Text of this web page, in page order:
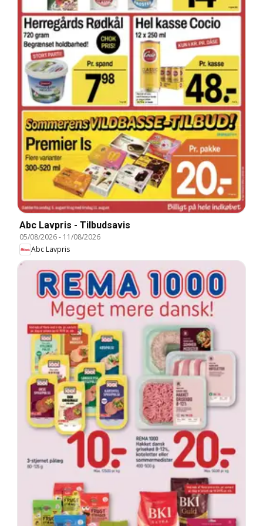
Abc Lavpris - Tilbudsavis
05/08/2026- 11/08/2026
Abc Lavpris